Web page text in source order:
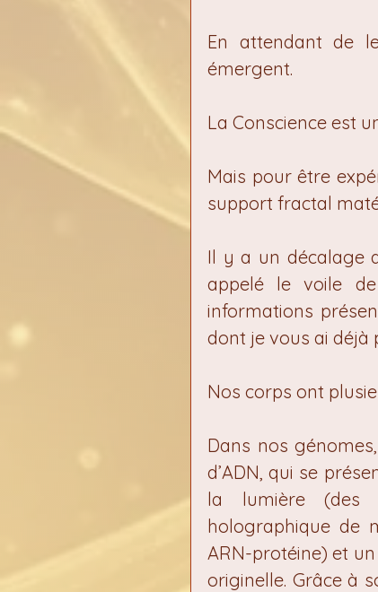
En attendant de
émergent.
La Conscience est
Mais pour être
support fractal
Il y a un décalage
appelé le voile
informations
dont je vous ai déjà
Nos corps ont
Dans nos
d’ADN, qui se
la lumière (des
holographique de
ARN-protéine) et
originelle. Grâce à